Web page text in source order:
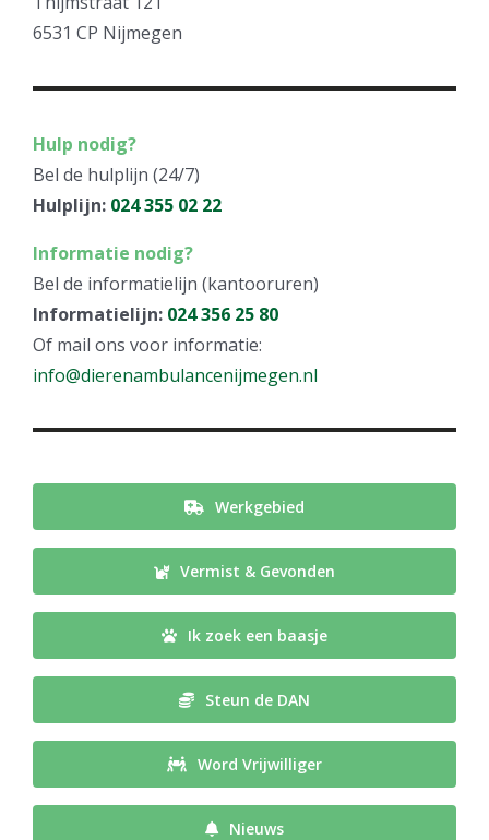
6531 CP Nijmegen
Hulp nodig?
Bel de hulplijn (24/7)
Hulplijn: 024 355 02 22
Informatie nodig?
Bel de informatielijn (kantooruren)
Informatielijn: 024 356 25 80
Of mail ons voor informatie:
info@dierenambulancenijmegen.nl
Werkgebied
Vermist & Gevonden
Ik zoek een baasje
Steun de DAN
Word Vrijwilliger
Nieuws